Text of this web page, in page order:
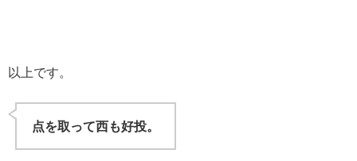
以上です。
点を取って西も好投。